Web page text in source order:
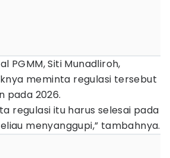
PGMM, Siti Munadliroh,
meminta regulasi tersebut
pada 2026.
regulasi itu harus selesai pada
menyanggupi,” tambahnya.